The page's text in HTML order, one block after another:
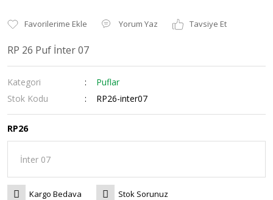
Yorum Yaz Tavsiye Et
RP 26 Puf İnter 07
Kategori
Puflar
Stok Kodu
RP26-inter07
RP26
Kargo Bedava Stok Sorunuz